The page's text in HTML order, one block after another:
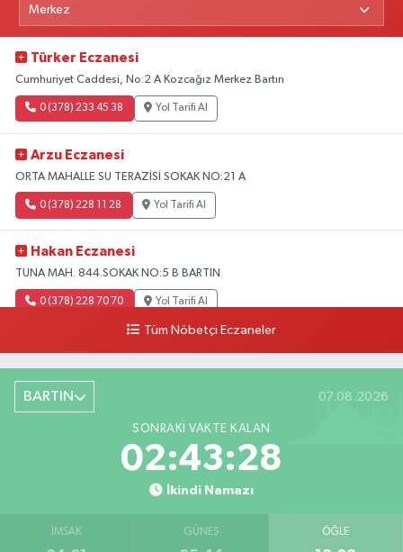
Türker Eczanesi
Cumhuriyet Caddesi, No:2 A Kozcağız Merkez Bartın
0 (378) 233 45 38 Yol Tarifi Al
Arzu Eczanesi
ORTA MAHALLE SU TERAZİSİ SOKAK NO:21 A
0 (378) 228 11 28 Yol Tarifi Al
Hakan Eczanesi
TUNA MAH. 844.SOKAK NO:5 B BARTIN
0 (378) 228 70 70 Yol Tarifi Al
Tüm Nöbetçi Eczaneler
BARTIN 07.08.2026
SONRAKI VAKTE KALAN
02:43:27
İkindi Namazı
İMSAK GÜNEŞ ÖĞLE